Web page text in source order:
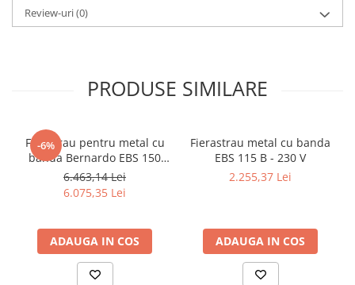
Dispozitiv de testare
Indicatoare înălțime
Micrometru de interior
Nivele
Palpatoare margine
Placi de granit de suprafață
Raportor
Set unelte de masurare
Instrumente de decupare
Review-uri(0)
PRODUSE SIMILARE
-6%
Ferastrau pentru metal cu
banda Bernardo EBS 150
GC
6.463,14 Lei
6.075,35 Lei
ADAUGA IN COS
Fierastrau metal cu banda
EBS 115 B - 230 V
2.255,37 Lei
ADAUGA IN COS